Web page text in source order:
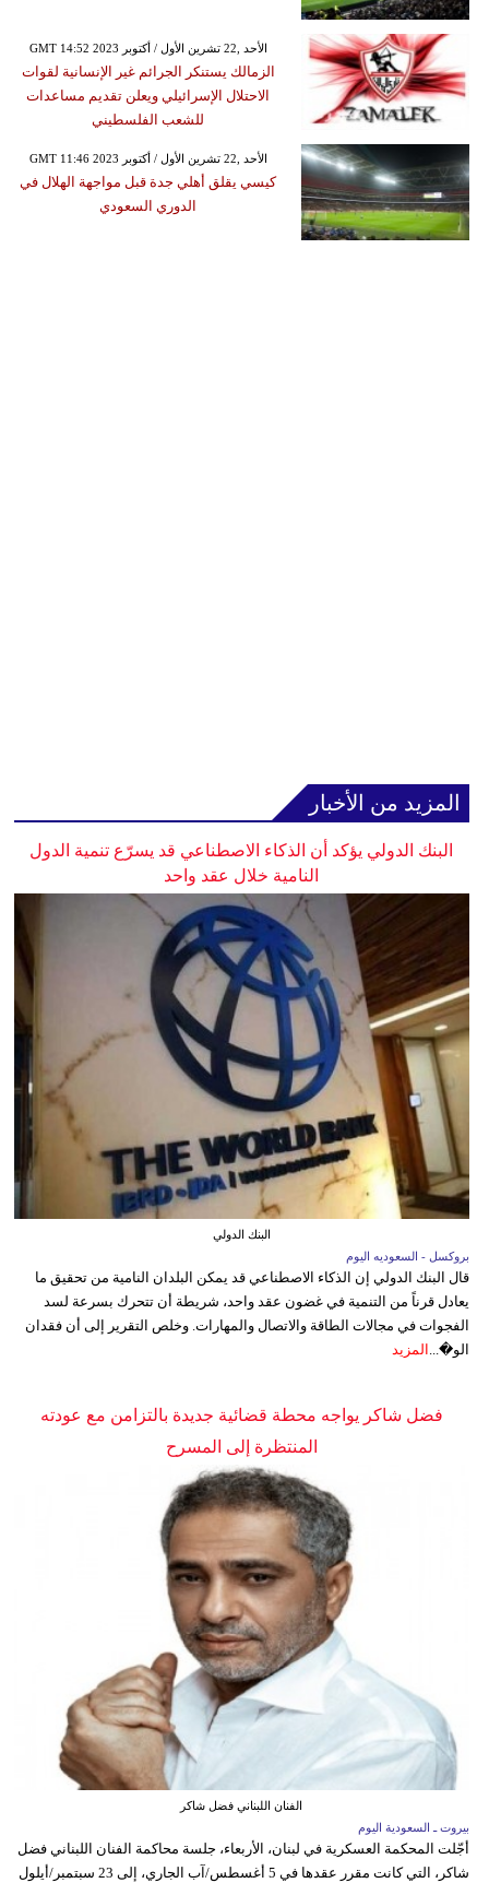
GMT 14:52 2023 الأحد ,22 تشرين الأول / أكتوبر
الزمالك يستنكر الجرائم غير الإنسانية لقوات
الاحتلال الإسرائيلي ويعلن تقديم مساعدات
للشعب الفلسطيني
GMT 11:46 2023 الأحد ,22 تشرين الأول / أكتوبر
كيسي يقلق أهلي جدة قبل مواجهة الهلال في
الدوري السعودي
المزيد من الأخبار
البنك الدولي يؤكد أن الذكاء الاصطناعي قد يسرّع تنمية الدول
النامية خلال عقد واحد
البنك الدولي
بروكسل - السعوديه اليوم
قال البنك الدولي إن الذكاء الاصطناعي قد يمكن البلدان النامية من تحقيق ما
يعادل قرناً من التنمية في غضون عقد واحد، شريطة أن تتحرك بسرعة لسد
الفجوات في مجالات الطاقة والاتصال والمهارات. وخلص التقرير إلى أن فقدان
الو�... المزيد
فضل شاكر يواجه محطة قضائية جديدة بالتزامن مع عودته
المنتظرة إلى المسرح
الفنان اللبناني فضل شاكر
بيروت ـ السعودية اليوم
أجّلت المحكمة العسكرية في لبنان، الأربعاء، جلسة محاكمة الفنان اللبناني فضل
شاكر، التي كانت مقرر عقدها في 5 أغسطس/آب الجاري، إلى 23 سبتمبر/أيلول